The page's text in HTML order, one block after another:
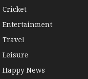
Cricket
Entertainment
Travel
Leisure
Happy News